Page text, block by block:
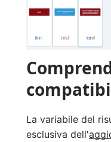
La variabile del
esclusiva dell'